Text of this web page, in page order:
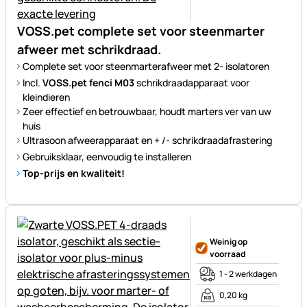
VOSS.pet complete set voor steenmarter
afweer met schrikdraad.
Complete set voor steenmarterafweer met 2- isolatoren
Incl. VOSS.pet fenci M03schrikdraadapparaat voor
kleindieren
Zeer effectief en betrouwbaar, houdt marters ver van uw
huis
Ultrasoon afweerapparaat en + /- schrikdraadafrastering
Gebruiksklaar, eenvoudig te installeren
Top-prijs en kwaliteit!
Weinig op
voorraad
1 - 2 werkdagen
0,20 kg